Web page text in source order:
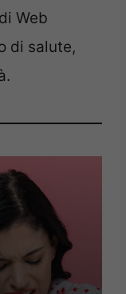
Web
di salute,